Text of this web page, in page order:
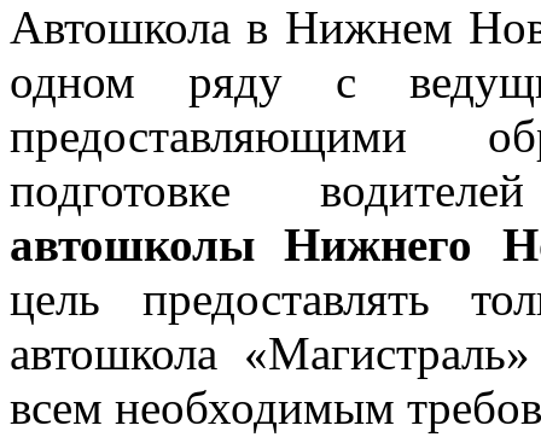
Автошкола в Нижнем
одном ряду с
предоставляющими
подготовке водителей
автошколы Нижнего
цель предоставлять
автошкола
всем необходимым